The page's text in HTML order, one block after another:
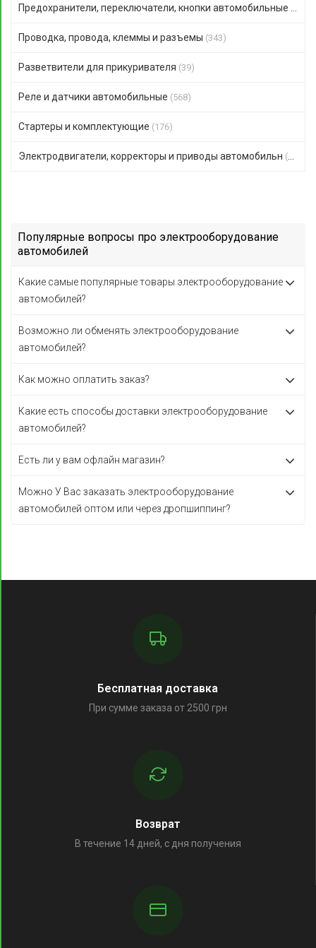
(306)
Проводка, провода, клеммы и разъемы (343)
Разветвители для прикуривателя (39)
Реле и датчики автомобильные (568)
Стартеры и комплектующие (176)
Электродвигатели, корректоры и приводы автомобильн (123)
Популярные вопросы про электрооборудование
автомобилей
Какие самые популярные товары электрооборудование
автомобилей?
Возможно ли обменять электрооборудование
автомобилей?
Как можно оплатить заказ?
Какие есть способы доставки электрооборудование
автомобилей?
Есть ли у вам офлайн магазин?
Можно У Вас заказать электрооборудование
автомобилей оптом или через дропшиппинг?
Бесплатная доставка
При сумме заказа от 2500 грн
Возврат
В течение 14 дней, с дня получения